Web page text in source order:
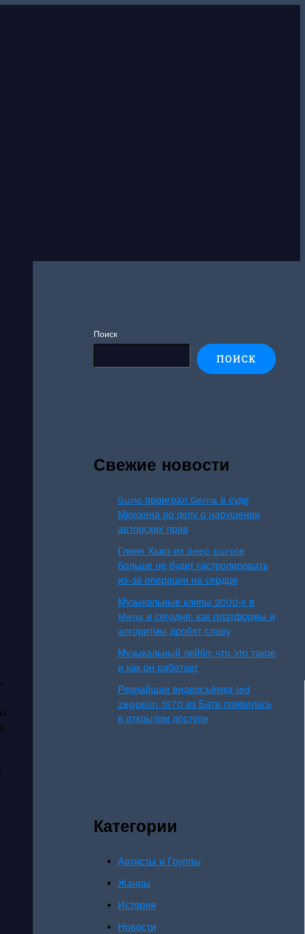
Поиск
ПОИСК
Свежие новости
Suno проиграл Gema в суде
Мюнхена по делу о нарушении
авторских прав
Гленн Хьюз из deep purple
больше не будет гастролировать
из-за операции на сердце
Музыкальные клипы 2000‑х в
Mena и сегодня: как платформы и
алгоритмы дробят славу
Музыкальный лейбл: что это такое
и как он работает
Редчайшая видеосъёмка led
zeppelin 1970 из Бата появилась
в открытом доступе
Категории
Артисты и Группы
Жанры
История
Новости